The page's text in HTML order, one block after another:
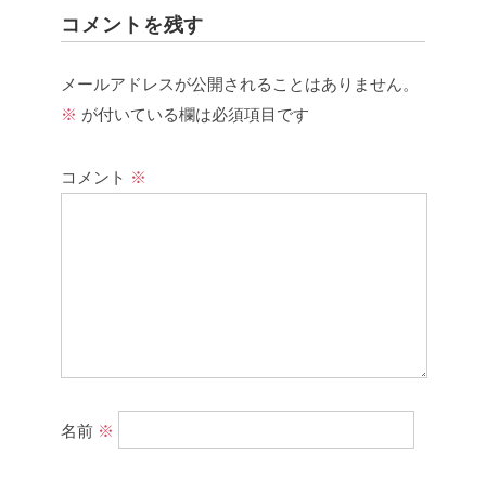
コメントを残す
メールアドレスが公開されることはありません。
※ が付いている欄は必須項目です
コメント ※
名前 ※